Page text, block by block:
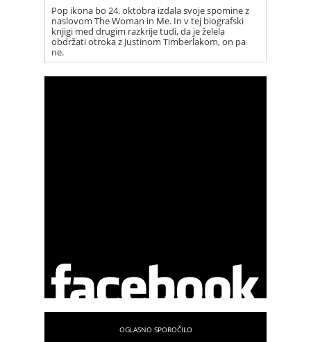
Pop ikona bo 24. oktobra izdala svoje spomine z
naslovom The Woman in Me. In v tej biografski
knjigi med drugim razkrije tudi, da je želela
obdržati otroka z Justinom Timberlakom, on pa
ne.